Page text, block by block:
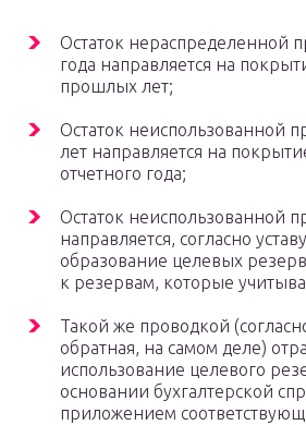
Остаток нераспределенной
года направляется на
прошлых лет;
Остаток неиспользованной
лет направляется на
отчетного года;
Остаток неиспользованной
направляется, согласно
образование целевых
к резервам, которые
Такой же проводкой
обратная, на самом деле)
использование целевого
основании бухгалтерской
приложением